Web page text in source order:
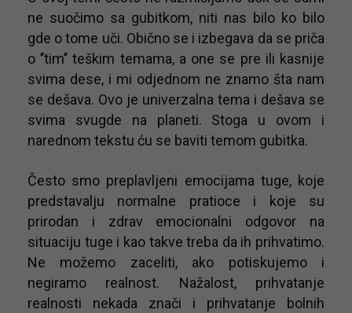
ne suočimo sa gubitkom, niti nas bilo ko bilo
gde o tome uči. Obično se i izbegava da se priča
o ’’tim’’ teškim temama, a one se pre ili kasnije
svima dese, i mi odjednom ne znamo šta nam
se dešava. Ovo je univerzalna tema i dešava se
svima svugde na planeti. Stoga u ovom i
narednom tekstu ću se baviti temom gubitka.
Često smo preplavljeni emocijama tuge, koje
predstavalju normalne pratioce i koje su
prirodan i zdrav emocionalni odgovor na
situaciju tuge i kao takve treba da ih prihvatimo.
Ne možemo zaceliti, ako potiskujemo i
negiramo realnost. Nažalost, prihvatanje
realnosti nekada znači i prihvatanje bolnih